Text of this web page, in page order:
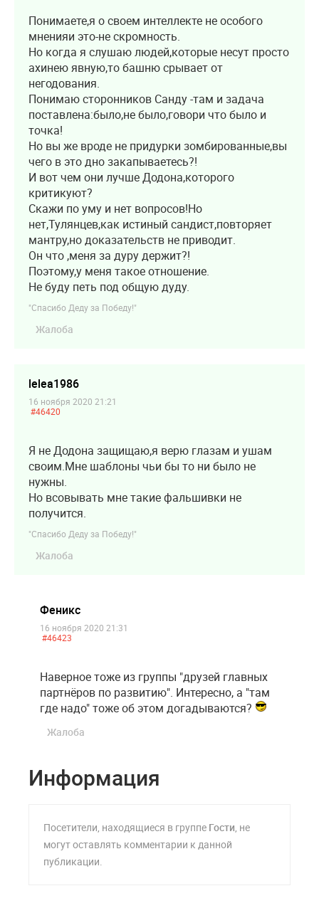
Понимаете,я о своем интеллекте не особого
мненияи это-не скромность.
Но когда я слушаю людей,которые несут просто
ахинею явную,то башню срывает от
негодования.
Понимаю сторонников Санду -там и задача
поставлена:было,не было,говори что было и
точка!
Но вы же вроде не придурки зомбированные,вы
чего в это дно закапываетесь?!
И вот чем они лучше Додона,которого
критикуют?
Скажи по уму и нет вопросов!Но
нет,Тулянцев,как истиный сандист,повторяет
мантру,но доказательств не приводит.
Он что ,меня за дуру держит?!
Поэтому,у меня такое отношение.
Не буду петь под общую дуду.
"Спасибо Деду за Победу!"
Жалоба
lelea1986
16 ноября 2020 21:21
#46420
Я не Додона защищаю,я верю глазам и ушам
своим.Мне шаблоны чьи бы то ни было не
нужны.
Но всовывать мне такие фальшивки не
получится.
"Спасибо Деду за Победу!"
Жалоба
Феникс
16 ноября 2020 21:31
#46423
Наверное тоже из группы "друзей главных
партнёров по развитию". Интересно, а "там
где надо" тоже об этом догадываются?
Жалоба
Информация
Посетители, находящиеся в группе Гости, не
могут оставлять комментарии к данной
публикации.